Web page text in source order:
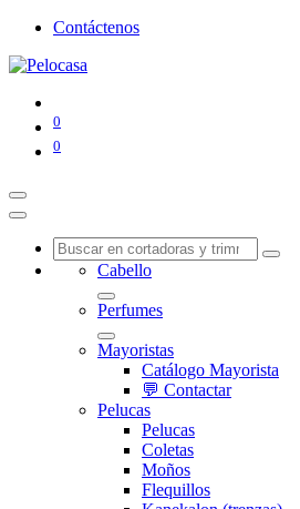
Contáctenos
0
0
Cabello
Perfumes
Mayoristas
Catálogo Mayorista
💬 Contactar
Pelucas
Pelucas
Coletas
Moños
Flequillos